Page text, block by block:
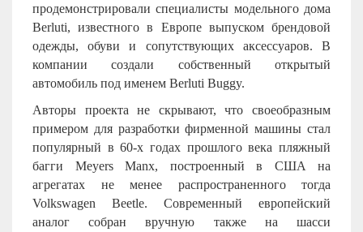
продемонстрировали специалисты модельного дома
Berluti, известного в Европе выпуском брендовой
одежды, обуви и сопутствующих аксессуаров. В
компании создали собственный открытый
автомобиль под именем Berluti Buggy.
Авторы проекта не скрывают, что своеобразным
примером для разработки фирменной машины стал
популярный в 60-х годах прошлого века пляжный
багги Meyers Manx, построенный в США на
агрегатах не менее распространенного тогда
Volkswagen Beetle. Современный европейский
аналог собран вручную также на шасси